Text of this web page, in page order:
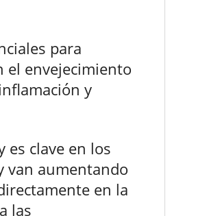
para
el envejecimiento
y
clave en los
van aumentando
en la
las